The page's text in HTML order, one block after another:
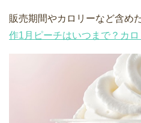
販売期間やカロリーなど含め
作1月ピーチはいつまで？カロ